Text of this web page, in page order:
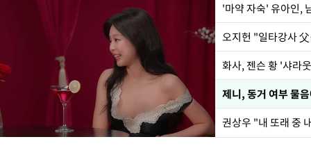
'마약 자숙' 유아인,
화사, 젠슨 황 '샤라
제니, 동거 여부 물
권상우 "내 또래 중